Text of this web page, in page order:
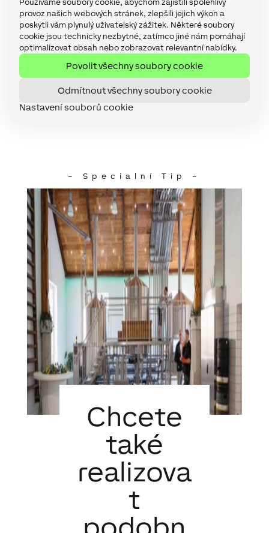
Používáme soubory cookie, abychom zajistili spolehlivý
provoz našich webových stránek, zlepšili jejich výkon a
poskytli vám plynulý uživatelský zážitek. Některé soubory
cookie jsou technicky nezbytné, zatímco jiné nám pomáhají
optimalizovat obsah nebo zobrazovat relevantní nabídky.
Povolit všechny soubory cookie
Odmítnout všechny soubory cookie
Nastavení souborů cookie
Další funkce
Detektoru kouře v kombinaci s teplotními
senzory zajišťují požární ochranu a dokáží včas
signalizovat možné nebezpečí. Pohybové
senzory navíc zabraňují vandalství nebo krádeži.
osvětlení.
– Specialní Tip –
Chcete
také
realizova
t